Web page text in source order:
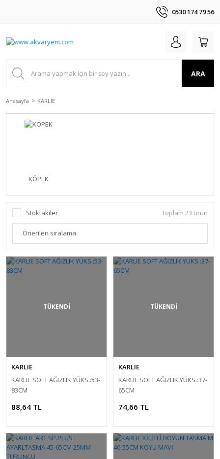
0530 174 79 56
ARA
Anasayfa KARLIE
KÖPEK
Stoktakiler Toplam 23 ürün
TÜKENDİ
KARLIE
KARLIE SOFT AĞIZLIK YÜKS.:53-
83CM
88,64 TL
TÜKENDİ
KARLIE
KARLIE SOFT AĞIZLIK YÜKS.:37-
65CM
74,66 TL